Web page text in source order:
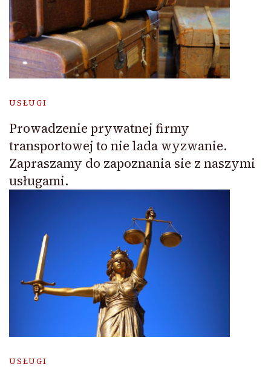
USŁUGI
Prowadzenie prywatnej firmy
transportowej to nie lada wyzwanie.
Zapraszamy do zapoznania sie z naszymi
usługami.
USŁUGI